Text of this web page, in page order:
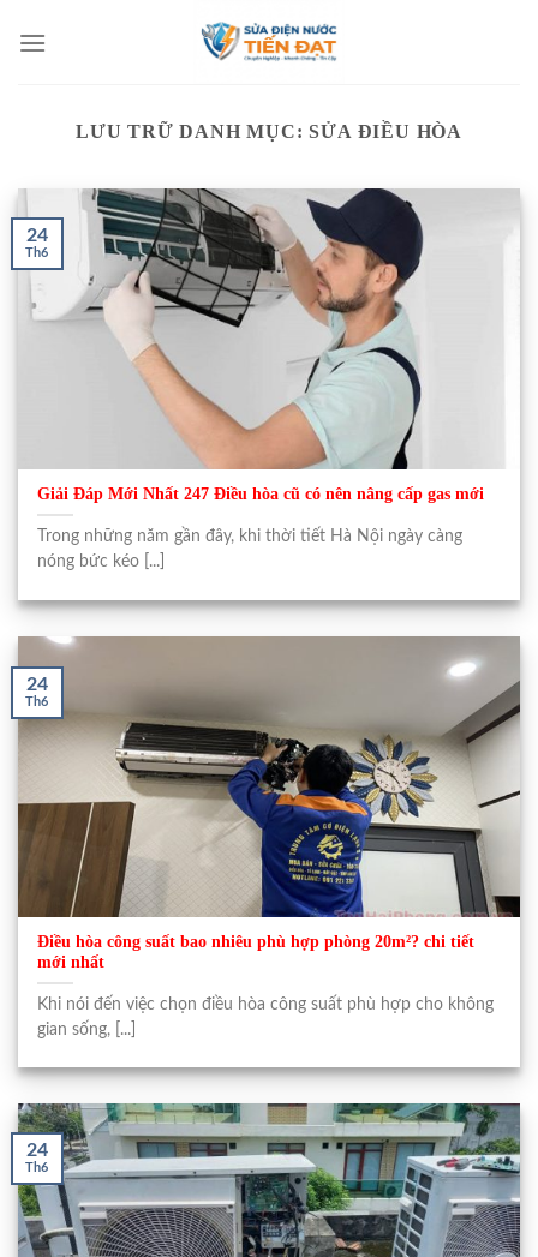
qua
LƯU TRỮ DANH MỤC:SỬA ĐIỀU HÒA
Giải Đáp Mới Nhất 247 Điều hòa cũ có nên nâng cấp gas mới
Trong những năm gần đây, khi thời tiết Hà Nội ngày càng
nóng bức kéo [...]
24
Th6
Điều hòa công suất bao nhiêu phù hợp phòng 20m²? chi tiết
mới nhất
Khi nói đến việc chọn điều hòa công suất phù hợp cho không
gian sống, [...]
24
Th6
24
Th6